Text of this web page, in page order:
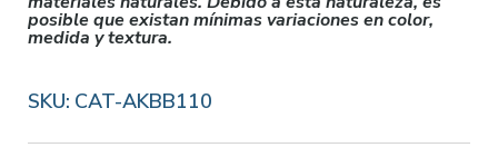
posible que existan mínimas variaciones en color,
medida y textura.
SKU: CAT-AKBB110